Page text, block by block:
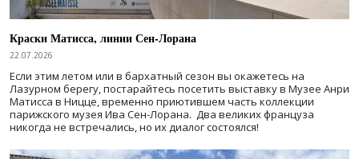
Краски Матисса, линии Сен-Лорана
22.07.2026
Если этим летом или в бархатный сезон вы окажетесь на
Лазурном берегу, постарайтесь посетить выставку в Музее Анри
Матисса в Ницце, временно приютившем часть коллекции
парижского музея Ива Сен-Лорана. Два великих француза
никогда не встречались, но их диалог состоялся!